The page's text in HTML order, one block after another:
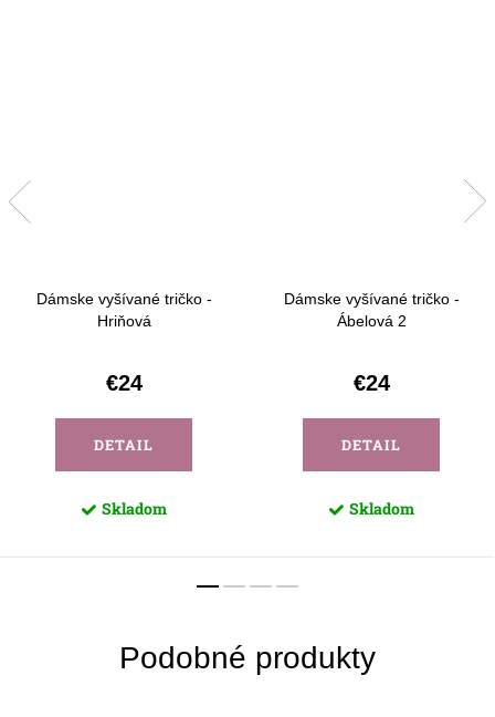
Dámske vyšívané tričko -
Hriňová
€24
DETAIL
Skladom
Dámske vyšívané tričko -
Ábelová 2
€24
DETAIL
Skladom